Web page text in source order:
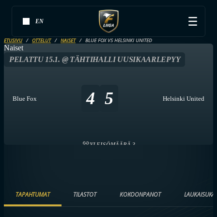
EN
ETUSIVU OTTELUT NAISET BLUE FOX VS HELSINKI UNITED
Naiset
PELATTU 15.1. @ TÄHTIHALLI UUSIKAARLEPYY
Blue Fox 4 5 Helsinki United
YLEISÖMÄÄRÄ 3
TAPAHTUMAT TILASTOT KOKOONPANOT